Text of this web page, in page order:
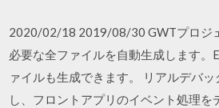
2020/02/18 2019/08/30 GWTプロジ
必要な全ファイルを自動生成します。
ァイルも生成できます。 リアルデバ
し、フロントアプリのイベント処理を